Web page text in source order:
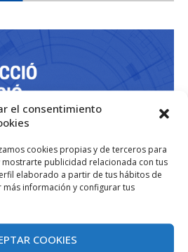
el consentimiento
cookies propias y de terceros para
mostrarte publicidad relacionada con tus
elaborado a partir de tus hábitos de
más información y configurar tus
COOKIES